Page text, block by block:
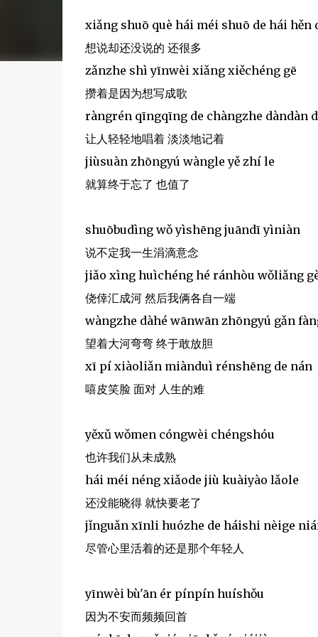
xiǎng shuō què hái méi shuō de hái hěn
想说却还没说的 还很多
zǎnzhe shì yīnwèi xiǎng xiěchéng gē
攒着是因为想写成歌
ràngrén qīngqīng de chàngzhe dàndàn
让人轻轻地唱着 淡淡地记着
jiùsuàn zhōngyú wàngle yě zhí le
就算终于忘了 也值了
shuōbudìng wǒ yìshēng juāndī yìniàn
说不定我一生涓滴意念
jiǎo xìng huìchéng hé ránhòu wǒliǎng
侥倖汇成河 然后我俩各自一端
wàngzhe dàhé wānwān zhōngyú gǎn
望着大河弯弯 终于敢放胆
xī pí xiàoliǎn miànduì rénshēng de nán
嘻皮笑脸 面对 人生的难
yěxǔ wǒmen cóngwèi chéngshóu
也许我们从未成熟
hái méi néng xiǎode jiù kuàiyào lǎole
还没能晓得 就快要老了
jǐnguǎn xīnli huózhe de háishi nèige
尽管心里活着的还是那个年轻人
yīnwèi bù'ān ér pínpín huíshǒu
因为不安而频频回首